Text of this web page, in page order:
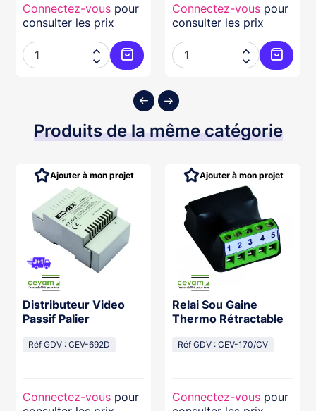
au panier
Connectez-vous pour
consulter les prix


Ajouter au panier
Connectez-vous pour
consulter les prix


Produits de la même catégorie
Distributeur Video
Passif Palier
Réf GDV : CEV-692D
Connectez-vous pour
Ajouter à mon projet
Relai Sou Gaine
Thermo Rétractable
Réf GDV : CEV-170/CV
Connectez-vous pour
Ajouter à mon projet